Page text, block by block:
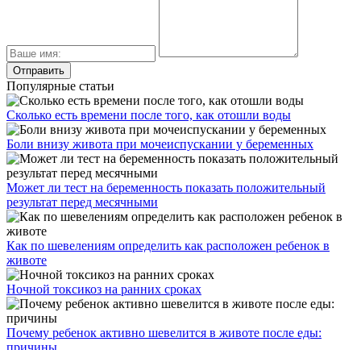
Популярные статьи
Сколько есть времени после того, как отошли воды
Боли внизу живота при мочеиспускании у беременных
Может ли тест на беременность показать положительный
результат перед месячными
Как по шевелениям определить как расположен ребенок в
животе
Ночной токсикоз на ранних сроках
Почему ребенок активно шевелится в животе после еды: